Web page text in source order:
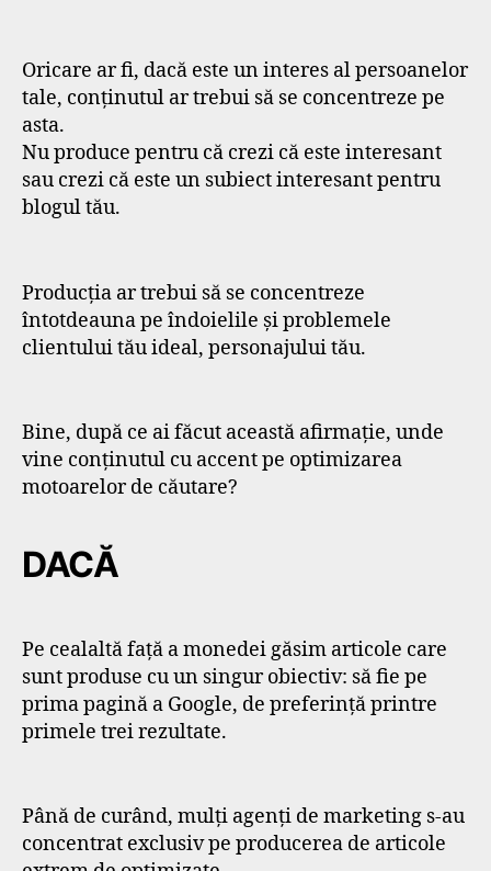
Oricare ar fi, dacă este un interes al persoanelor
tale, conținutul ar trebui să se concentreze pe
asta.
Nu produce pentru că crezi că este interesant
sau crezi că este un subiect interesant pentru
blogul tău.
Producția ar trebui să se concentreze
întotdeauna pe îndoielile și problemele
clientului tău ideal, personajului tău.
Bine, după ce ai făcut această afirmație, unde
vine conținutul cu accent pe optimizarea
motoarelor de căutare?
DACĂ
Pe cealaltă față a monedei găsim articole care
sunt produse cu un singur obiectiv: să fie pe
prima pagină a Google, de preferință printre
primele trei rezultate.
Până de curând, mulți agenți de marketing s-au
concentrat exclusiv pe producerea de articole